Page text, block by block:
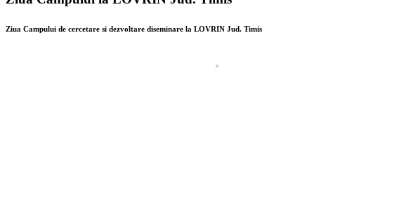
Ziua Campului de cercetare si dezvoltare diseminare la LOVRIN Jud. Timis